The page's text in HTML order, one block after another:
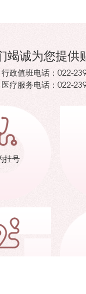
竭诚为您提供
行政值班电话： 022-
医疗服务电话： 022-
挂号